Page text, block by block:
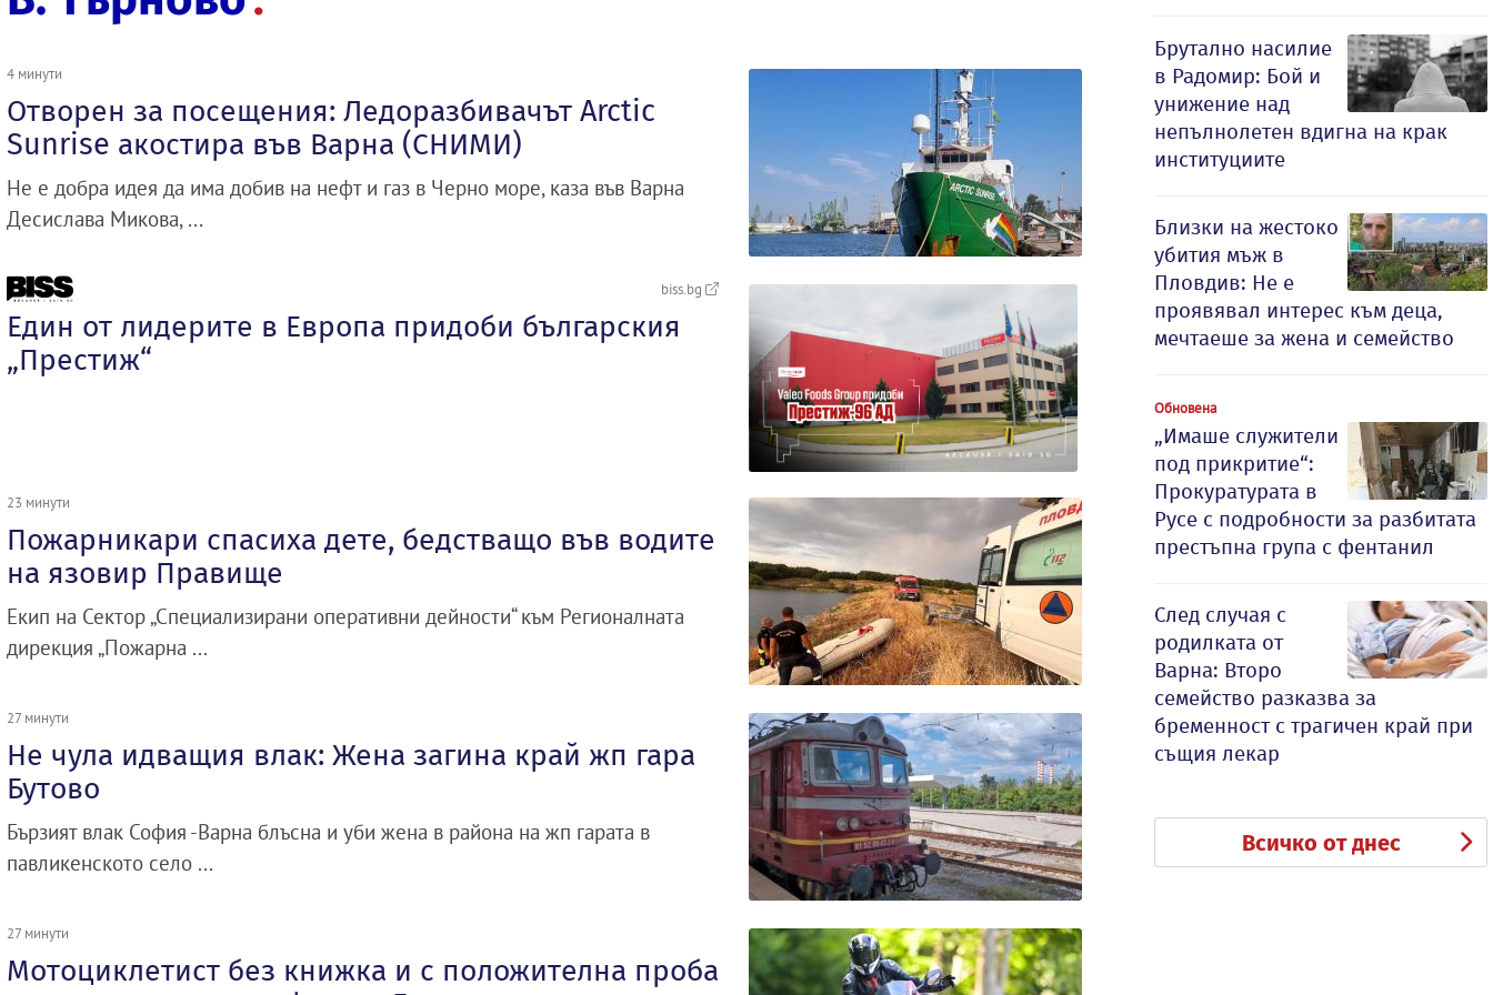
4 минути
Отворен за посещения: Ледоразбивачът Arctic
Sunrise акостира във Варна (СНИМИ)
Не е добра идея да има добив на нефт и газ в Черно море, каза във Варна
Десислава Микова, ...
biss.bg
Един от лидерите в Европа придоби българския
„Престиж“
23 минути
Пожарникари спасиха дете, бедстващо във водите
на язовир Правище
Екип на Сектор „Специализирани оперативни дейности“ към Регионалната
дирекция „Пожарна ...
27 минути
Не чула идващия влак: Жена загина край жп гара
Бутово
Бързият влак София -Варна блъсна и уби жена в района на жп гарата в
павликенското село ...
27 минути
Мотоциклетист без книжка и с положителна проба
Брутално насилие
в Радомир: Бой и
унижение над
непълнолетен вдигна на крак
институциите
Близки на жестоко
убития мъж в
Пловдив: Не е
проявявал интерес към деца,
мечтаеше за жена и семейство
Обновена
„Имаше служители
под прикритие“:
Прокуратурата в
Русе с подробности за разбитата
престъпна група с фентанил
След случая с
родилката от
Варна: Второ
семейство разказва за
бременност с трагичен край при
същия лекар
Всичко от днес